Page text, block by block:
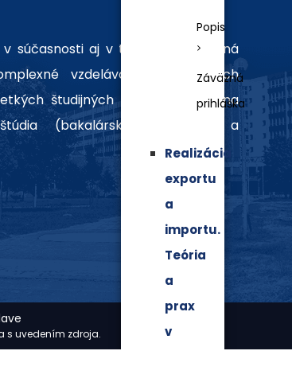
Popis
Záväzná
prihláška
Realizácia
exportu
a
importu.
Teória
a
prax
v
súčasnosti aj v tom, že ako jediná
vzdelávanie v odboroch
študijných programoch a na
(bakalárske, inžinierske a
s uvedením zdroja.